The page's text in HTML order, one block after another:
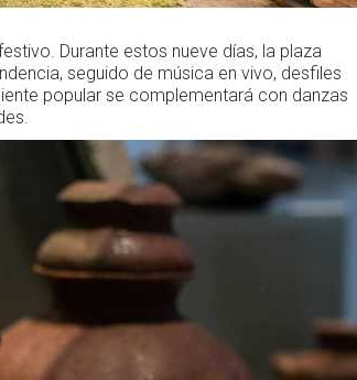
Durante estos nueve días, la plaza
seguido de música en vivo, desfiles
popular se complementará con danzas